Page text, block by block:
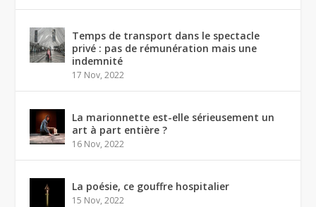
Temps de transport dans le spectacle
privé : pas de rémunération mais une
indemnité
17 Nov, 2022
La marionnette est-elle sérieusement un
art à part entière ?
16 Nov, 2022
La poésie, ce gouffre hospitalier
15 Nov, 2022